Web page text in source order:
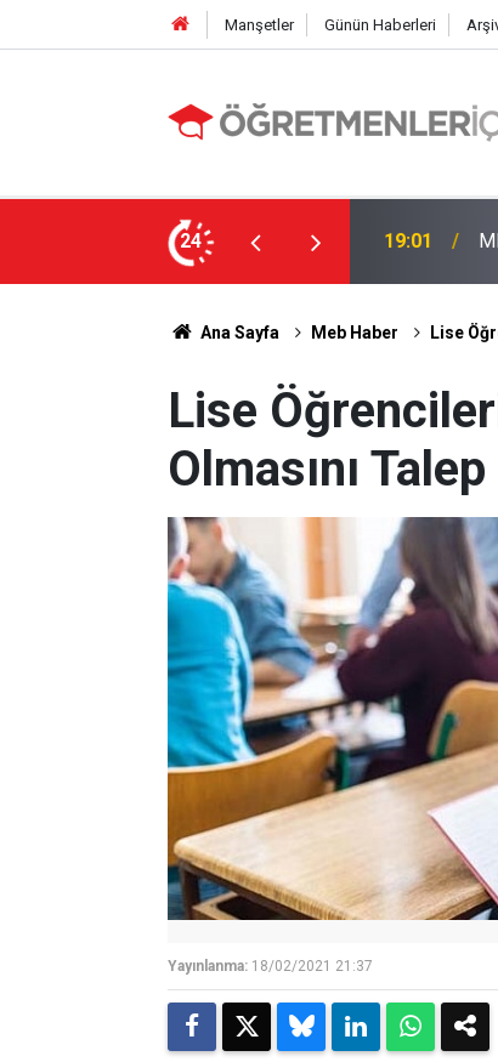
Manşetler Günün Haberleri
24
Tanımayan Öncelik Hangi Alanın Oldu? 09:03
Ana Sayfa Meb Haber Lise
Lise
Olmasını
Yayınlanma: 18/02/2021 21:37